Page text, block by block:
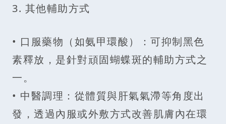
3. 其他輔助方式
• 口服藥物（如氨甲環酸）：可抑制黑色
素釋放，是針對頑固蝴蝶斑的輔助方式之
一。
• 中醫調理：從體質與肝氣氣滯等角度出
發，透過內服或外敷方式改善肌膚內在環